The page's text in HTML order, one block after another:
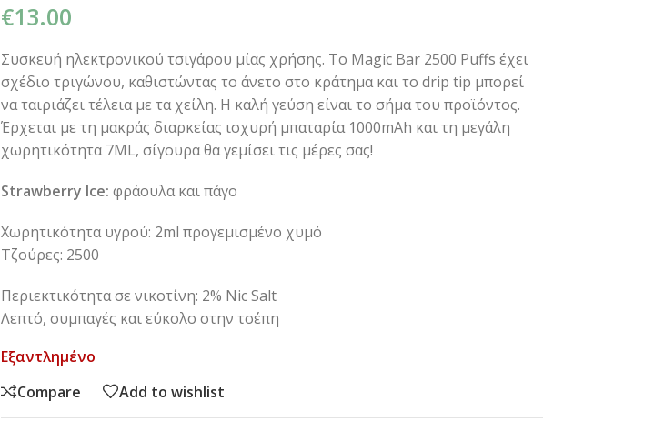
€13.00
Συσκευή ηλεκτρονικού τσιγάρου μίας χρήσης. Το Magic Bar 2500 Puffs έχει
σχέδιο τριγώνου, καθιστώντας το άνετο στο κράτημα και το drip tip μπορεί
να ταιριάζει τέλεια με τα χείλη. Η καλή γεύση είναι το σήμα του προϊόντος.
Έρχεται με τη μακράς διαρκείας ισχυρή μπαταρία 1000mAh και τη μεγάλη
χωρητικότητα 7ML, σίγουρα θα γεμίσει τις μέρες σας!
Strawberry Ice: φράουλα και πάγο
Χωρητικότητα υγρού: 2ml προγεμισμένο χυμό
Τζούρες: 2500
Περιεκτικότητα σε νικοτίνη: 2% Nic Salt
Λεπτό, συμπαγές και εύκολο στην τσέπη
Εξαντλημένο
Compare
Add to wishlist